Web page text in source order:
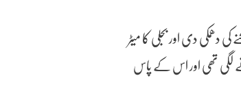
دھمکی دی اور بجلی کا میٹر
لگی تھی اور اس کے پاس